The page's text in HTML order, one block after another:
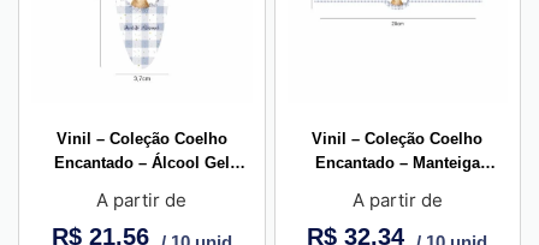
Vinil – Coleção Coelho
Encantado – Álcool Gel
A partir de
R$21,56
Vinil – Coleção Coelho
Encantado – Manteiga
A partir de
R$ 32,34